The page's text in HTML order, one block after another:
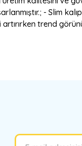
- Slim
trend